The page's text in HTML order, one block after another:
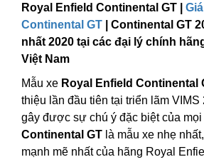
Royal Enfield Continental GT |
Continental GT | Continental GT
nhất 2020 tại các đại lý chính
Việt Nam
Mẫu xe Royal Enfield Continental
thiệu lần đầu tiên tại triển lãm
gây được sự chú ý đặc biệt của
Continental GT là mẫu xe nhẹ
mạnh mẽ nhất của hãng Royal